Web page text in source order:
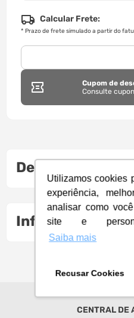
Utilizamos cookies
experiência,
analisar como
site e
Saiba mais
Recusar Cookies
Calcular Frete:
* Prazo de frete simulado a partir do
Cupom de
Consulte
Descrição do
Informações
CENTRAL DE